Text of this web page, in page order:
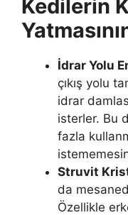
Kedilerin
İdrar Yolu
çıkış yolu
idrar
isterler. Bu
fazla
Struvit
da
Özellikle